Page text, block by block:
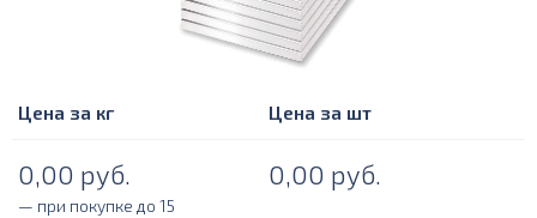
Цена за кг Цена за шт
0,00 руб. 0,00 руб.
— при покупке до 15